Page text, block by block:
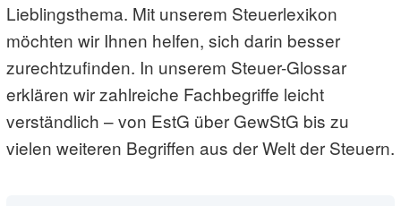
Lieblingsthema. Mit unserem Steuerlexikon
möchten wir Ihnen helfen, sich darin besser
zurechtzufinden. In unserem Steuer-Glossar
erklären wir zahlreiche Fachbegriffe leicht
verständlich – von EstG über GewStG bis zu
vielen weiteren Begriffen aus der Welt der Steuern.